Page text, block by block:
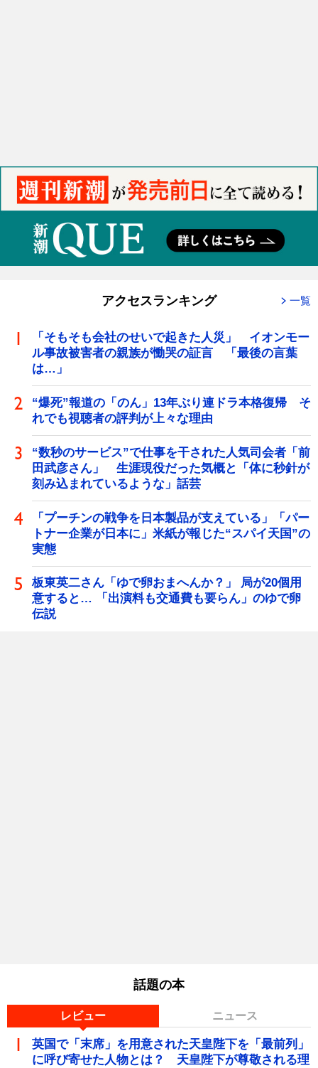
アクセスランキング 一覧
「そもそも会社のせいで起きた人災」 イオンモー
ル事故被害者の親族が慟哭の証言 「最後の言葉
は…」
“爆死”報道の「のん」13年ぶり連ドラ本格復帰 そ
れでも視聴者の評判が上々な理由
“数秒のサービス”で仕事を干された人気司会者「前
田武彦さん」 生涯現役だった気概と「体に秒針が
刻み込まれているような」話芸
「プーチンの戦争を日本製品が支えている」「パー
トナー企業が日本に」米紙が報じた“スパイ天国”の
実態
板東英二さん「ゆで卵おまへんか？」 局が20個用
意すると… 「出演料も交通費も要らん」のゆで卵
伝説
話題の本
レビュー ニュース
英国で「末席」を用意された天皇陛下を「最前列」
に呼び寄せた人物とは？ 天皇陛下が尊敬される理